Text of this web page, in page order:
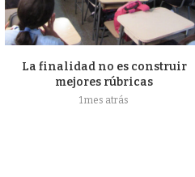
La finalidad no es construir
mejores rúbricas
1 mes atrás